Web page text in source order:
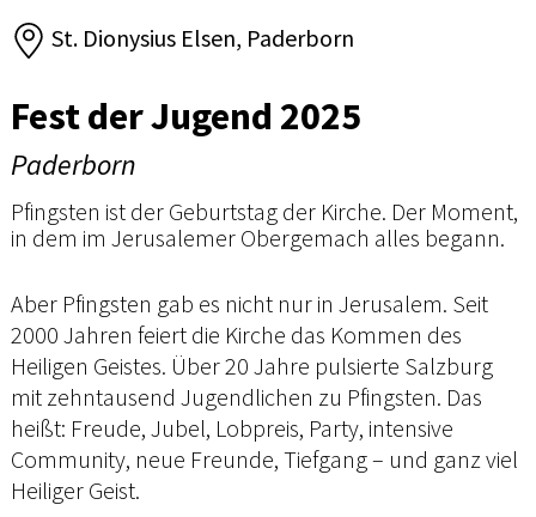
St. Dionysius Elsen, Paderborn
Fest der Jugend 2025
Paderborn
Pfingsten ist der Geburtstag der Kirche. Der Moment,
in dem im Jerusalemer Obergemach alles begann.
Aber Pfingsten gab es nicht nur in Jerusalem. Seit
2000 Jahren feiert die Kirche das Kommen des
Heiligen Geistes. Über 20 Jahre pulsierte Salzburg
mit zehntausend Jugendlichen zu Pfingsten. Das
heißt: Freude, Jubel, Lobpreis, Party, intensive
Community, neue Freunde, Tiefgang – und ganz viel
Heiliger Geist.